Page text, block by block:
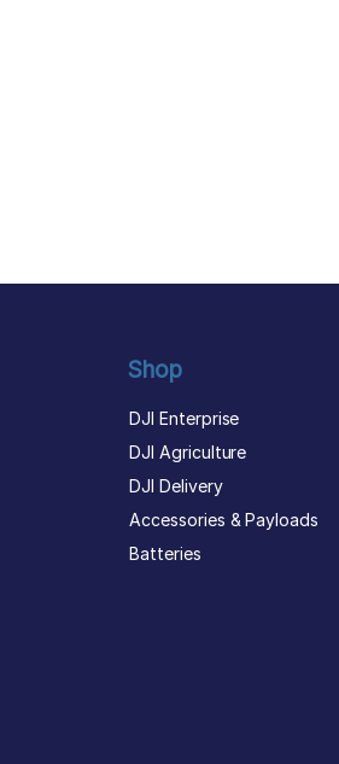
Shop
DJI Enterprise
DJI Agriculture
DJI Delivery
Accessories & Payloads
Batteries